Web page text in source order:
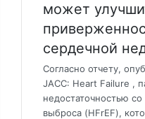
может
сердечной
Согласно отчету,
JACC: Heart Failure ,
недостаточностью
выброса (HFrEF),